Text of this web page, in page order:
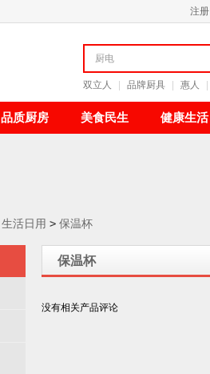
注册
双立人 品牌厨具 惠人
品质厨房 美食民生 健康生活
生活日用 > 保温杯
保温杯
没有相关产品评论